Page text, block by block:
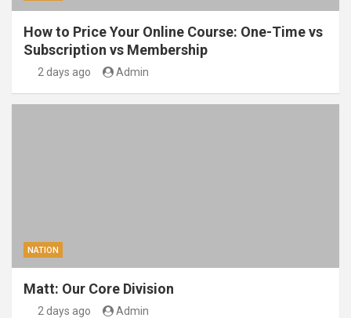
How to Price Your Online Course: One-Time vs
Subscription vs Membership
2 days ago Admin
NATION
Matt: Our Core Division
2 days ago Admin